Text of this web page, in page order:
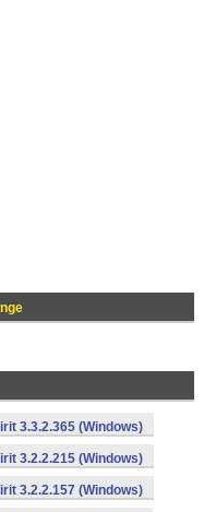
3.3.2.365 (Windows)
3.2.2.215 (Windows)
3.2.2.157 (Windows)